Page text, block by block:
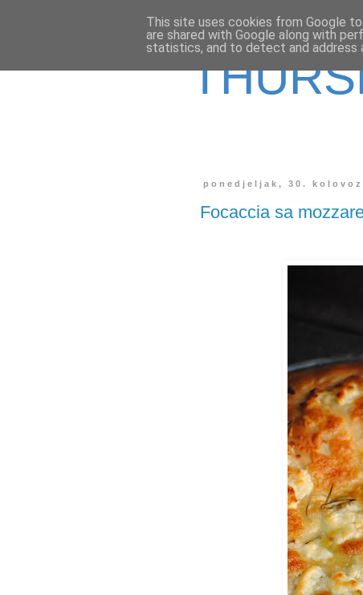
ponedjeljak, 30.
Focaccia sa
This site uses cookies from Google
are shared with Google along with
statistics, and to detect and address